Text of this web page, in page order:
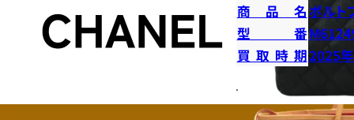
商品名ポルト
型番
買取時期2025